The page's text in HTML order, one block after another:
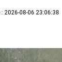
: 2026-08-06 23:06:38